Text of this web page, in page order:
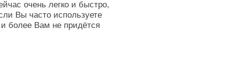
очень легко и быстро,
Вы часто используете
более Вам не придётся